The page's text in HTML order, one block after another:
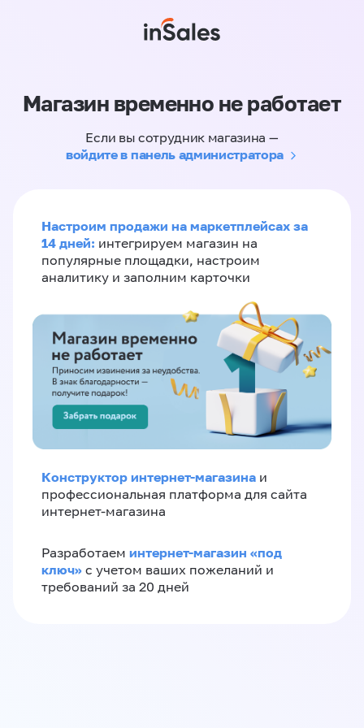
Магазин временно не работает
Если вы сотрудник магазина —
войдите в панель администратора
Настроим продажи на маркетплейсах за
14 дней: интегрируем магазин на
популярные площадки, настроим
аналитику и заполним карточки
Конструктор интернет-магазина и
профессиональная платформа для сайта
интернет-магазина
Разработаем интернет-магазин «‎под
ключ»‎ с учетом ваших пожеланий и
требований за 20 дней